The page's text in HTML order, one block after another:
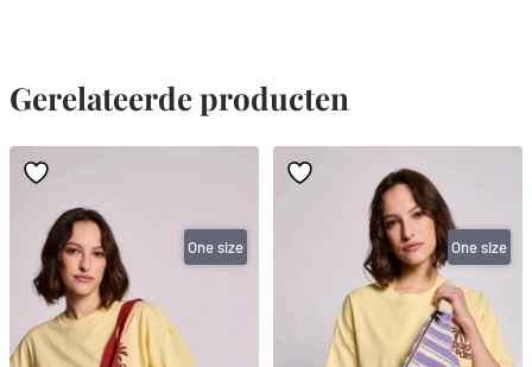
Gerelateerde producten
One size One size